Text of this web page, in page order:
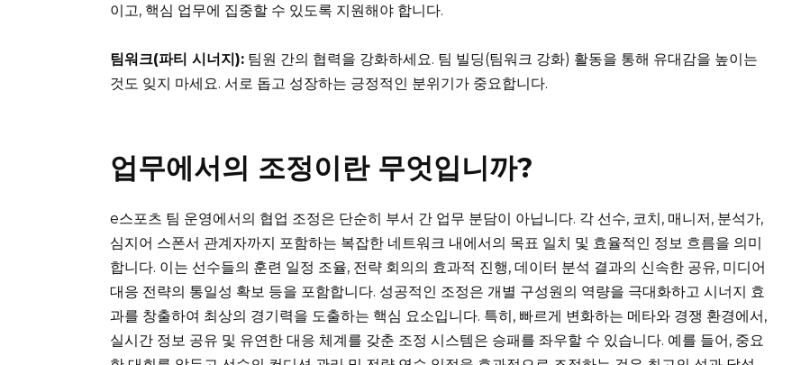
이고, 핵심 업무에 집중할 수 있도록 지원해야 합니다.
팀워크(파티 시너지): 팀원 간의 협력을 강화하세요. 팀 빌딩(팀워크 강화) 활동을 통해 유대감을 높이는
것도 잊지 마세요. 서로 돕고 성장하는 긍정적인 분위기가 중요합니다.
업무에서의 조정이란 무엇입니까?
e스포츠 팀 운영에서의 협업 조정은 단순히 부서 간 업무 분담이 아닙니다. 각 선수, 코치, 매니저, 분석가,
심지어 스폰서 관계자까지 포함하는 복잡한 네트워크 내에서의 목표 일치 및 효율적인 정보 흐름을 의미
합니다. 이는 선수들의 훈련 일정 조율, 전략 회의의 효과적 진행, 데이터 분석 결과의 신속한 공유, 미디어
대응 전략의 통일성 확보 등을 포함합니다. 성공적인 조정은 개별 구성원의 역량을 극대화하고 시너지 효
과를 창출하여 최상의 경기력을 도출하는 핵심 요소입니다. 특히, 빠르게 변화하는 메타와 경쟁 환경에서,
실시간 정보 공유 및 유연한 대응 체계를 갖춘 조정 시스템은 승패를 좌우할 수 있습니다. 예를 들어, 중요